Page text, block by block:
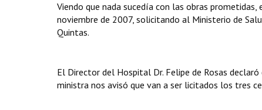
Viendo que nada sucedía con las obras
noviembre de 2007, solicitando al Ministerio de
Quintas.
El Director del Hospital Dr. Felipe de Rosas
ministra nos avisó que van a ser licitados los tres